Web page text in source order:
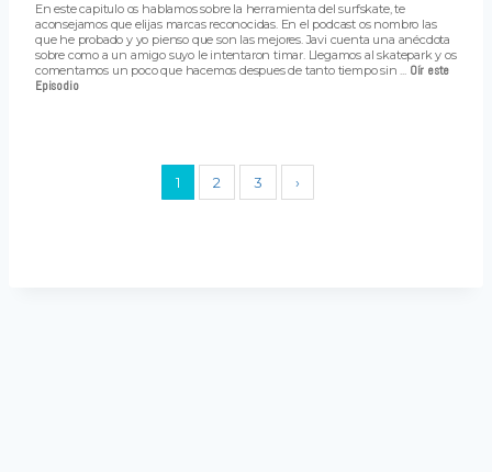
En este capitulo os hablamos sobre la herramienta del surfskate, te
aconsejamos que elijas marcas reconocidas. En el podcast os nombro las
que he probado y yo pienso que son las mejores. Javi cuenta una anécdota
sobre como a un amigo suyo le intentaron timar. Llegamos al skatepark y os
comentamos un poco que hacemos despues de tanto tiempo sin ... Oír este
Episodio
1 2 3 ›